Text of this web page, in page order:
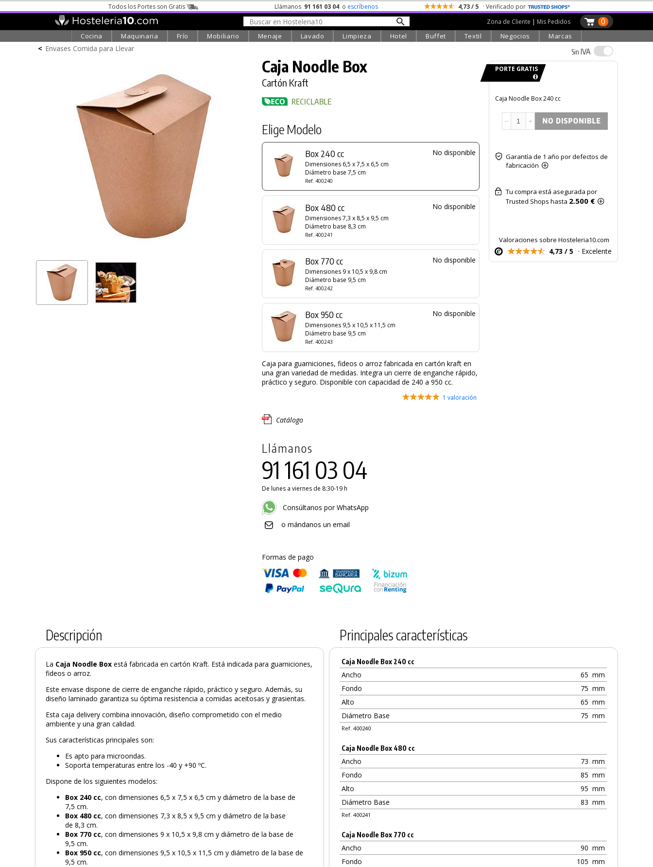
Todos los Portes son Gratis Llámanos 91 161 03 04 o escríbenos 4,73 / 5 · Verificado por
0
Zona de Cliente | Mis Pedidos
Cocina Maquinaria Frío Mobiliario Menaje Lavado Limpieza Hotel Buffet Textil Negocios Marcas
< Envases Comida para Llevar
PRODUCTO AÑADIDO AL CARRITO
Caja Noodle Box
Cartón Kraft
RECICLABLE
Elige Modelo
Box 240 cc
Dimensiones 6,5 x 7,5 x 6,5 cm
Diámetro base 7,5 cm
Ref. 400240
No disponible
Box 480 cc
Dimensiones 7,3 x 8,5 x 9,5 cm
Diámetro base 8,3 cm
Ref. 400241
No disponible
Box 770 cc
Dimensiones 9 x 10,5 x 9,8 cm
Diámetro base 9,5 cm
Ref. 400242
No disponible
Box 950 cc
Dimensiones 9,5 x 10,5 x 11,5 cm
Diámetro base 9,5 cm
Ref. 400243
No disponible
Caja para guarniciones, fideos o arroz fabricada en cartón kraft en
una gran variedad de medidas. Integra un cierre de enganche rápido,
práctico y seguro. Disponible con capacidad de 240 a 950 cc.
1 valoración
Catálogo
Llámanos
91 161 03 04
De lunes a viernes de 8:30-19 h
Consúltanos por WhatsApp
o mándanos un email
Formas de pago
Sin IVA
PORTE GRATIS
Caja Noodle Box 240 cc
– +
Garantía de 1 año por defectos de
fabricación
Tu compra está asegurada por
Trusted Shops hasta 2.500 €
Valoraciones sobre Hosteleria10.com
4,73 / 5 · Excelente
Descripción
La Caja Noodle Boxestá fabricada en cartón Kraft. Está indicada para guarniciones,
fideos o arroz.
Este envase dispone de cierre de enganche rápido, práctico y seguro. Además, su
diseño laminado garantiza su óptima resistencia a comidas aceitosas y grasientas.
Esta caja delivery combina innovación, diseño comprometido con el medio
ambiente y una gran calidad.
Sus características principales son:
Es apto para microondas.
Soporta temperaturas entre los -40 y +90 ºC.
Dispone de los siguientes modelos:
Box 240 cc, con dimensiones 6,5 x 7,5 x 6,5 cm y diámetro de la base de
7,5 cm.
Box 480 cc, con dimensiones 7,3 x 8,5 x 9,5 cm y diámetro de la base
de 8,3 cm.
Box 770 cc, con dimensiones 9 x 10,5 x 9,8 cm y diámetro de la base de
9,5 cm.
Box 950 cc, con dimensiones 9,5 x 10,5 x 11,5 cm y diámetro de la base de
9,5 cm.
Principales características
Caja Noodle Box 240 cc
Ancho 65 mm
Fondo
75 mm
Alto
65 mm
Diámetro Base
75 mm
Ref. 400240
Caja Noodle Box 480 cc
Ancho 73 mm
Fondo
85 mm
Alto
95 mm
Diámetro Base
83 mm
Ref. 400241
Caja Noodle Box 770 cc
Ancho 90 mm
Fondo
105 mm